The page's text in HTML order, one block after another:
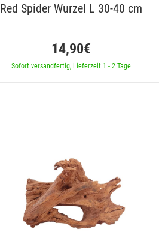
Red Spider Wurzel L 30-40 cm
14,90€
Sofort versandfertig, Lieferzeit 1 - 2 Tage